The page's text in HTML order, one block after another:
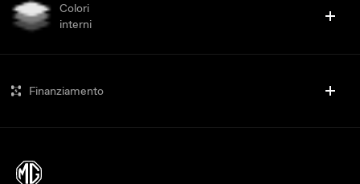
Colori
interni
Finanziamento